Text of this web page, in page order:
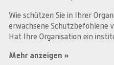
Wie schützen Sie in Ihrer
erwachsene Schutzbefohlene
Hat Ihre Organisation ein
Mehr anzeigen